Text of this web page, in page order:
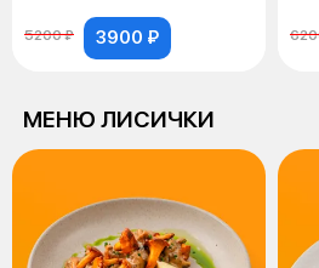
5200 ₽
3900 ₽
МЕНЮ ЛИСИЧКИ